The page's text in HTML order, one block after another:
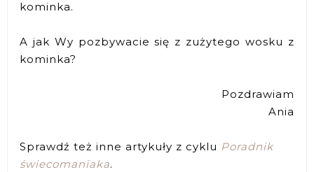
kominka.
A jak Wy pozbywacie się z zużytego wosku z
kominka?
Pozdrawiam
Ania
Sprawdź też inne artykuły z cyklu Poradnik
świecomaniaka.